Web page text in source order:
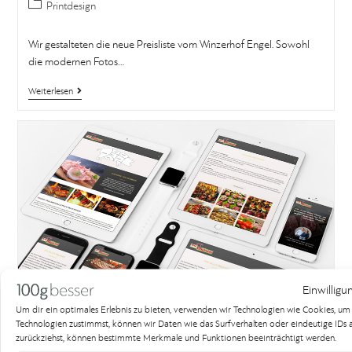
Um dir ein optimales Erlebnis zu bieten, verwenden wir Technologien wie Cookies,
Technologien zustimmst, können wir Daten wie das Surfverhalten oder eindeutige
zurückziehst, können bestimmte Merkmale und Funktionen beeinträchtigt werden.
Printdesign
Wir gestalteten die neue Preisliste vom Winzerhof Engel. Sowohl
die modernen Fotos…
Weiterlesen